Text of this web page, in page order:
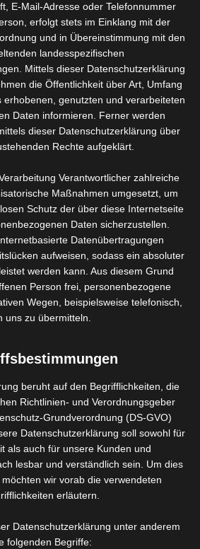
vereinen sich drei
in Einer:
Strom und Lichttherapie.
der Haut
aktiver Wirkstoffe in die
oder verklebten
der Haut
der Haut
E-Mail-Adresse oder Telefonnummer
erfolgt stets im Einklang mit der
und in Übereinstimmung mit den
landesspezifischen
Mittels dieser Datenschutzerklärung
die Öffentlichkeit über Art, Umfang
erhobenen, genutzten und verarbeiteten
Daten informieren. Ferner werden
dieser Datenschutzerklärung über
Rechte aufgeklärt.
Verantwortlicher zahlreiche
Maßnahmen umgesetzt, um
Schutz der über diese Internetseite
Daten sicherzustellen.
Datenübertragungen
aufweisen, sodass ein absoluter
werden kann. Aus diesem Grund
Person frei, personenbezogene
Wegen, beispielsweise telefonisch,
uns zu übermitteln.
beruht auf den Begrifflichkeiten, die
Richtlinien- und Verordnungsgeber
Grundverordnung (DS-GVO)
Datenschutzerklärung soll sowohl für
als auch für unsere Kunden und
lesbar und verständlich sein. Um dies
wir vorab die verwendeten
erläutern.
Datenschutzerklärung unter anderem
folgenden Begriffe: